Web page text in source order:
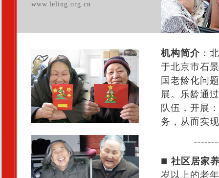
www.leling.org.cn
机构简介 ：
于北京市石
国老龄化问
展。乐龄通
队伍，开展
务，从而实
■ 社区居家
岁以上的老